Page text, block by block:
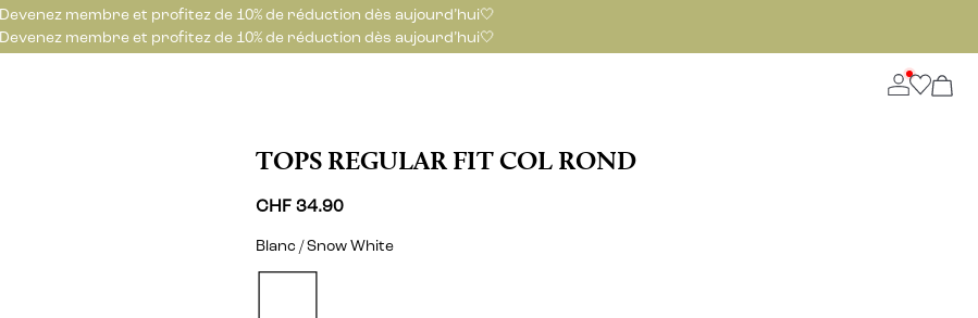
Devenez membre et profitez de 10% de réduction dès aujourd’hui🤍
Devenez membre et profitez de 10% de réduction dès aujourd’hui🤍
TOPS REGULAR FIT COL ROND
CHF 34.90
Blanc / Snow White